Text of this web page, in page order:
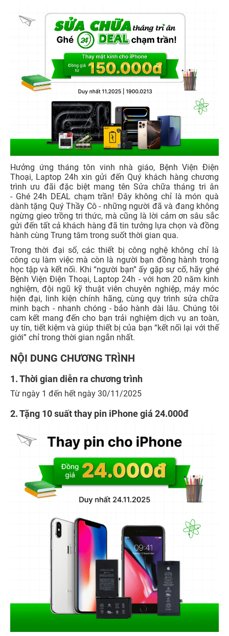
Hưởng ứng tháng tôn vinh nhà giáo, Bệnh Viện Điện
Thoại, Laptop 24h xin gửi đến Quý khách hàng chương
trình ưu đãi đặc biệt mang tên Sửa chữa tháng tri ân
- Ghé 24h DEAL chạm trần! Đây không chỉ là món quà
dành tặng Quý Thầy Cô - những người đã và đang không
ngừng gieo trồng tri thức, mà cũng là lời cảm ơn sâu sắc
gửi đến tất cả khách hàng đã tin tưởng lựa chọn và đồng
hành cùng Trung tâm trong suốt thời gian qua.
Trong thời đại số, các thiết bị công nghệ không chỉ là
công cụ làm việc mà còn là người bạn đồng hành trong
học tập và kết nối. Khi “người bạn” ấy gặp sự cố, hãy ghé
Bệnh Viện Điện Thoại, Laptop 24h - với hơn 20 năm kinh
nghiệm, đội ngũ kỹ thuật viên chuyên nghiệp, máy móc
hiện đại, linh kiện chính hãng, cùng quy trình sửa chữa
minh bạch - nhanh chóng - bảo hành dài lâu. Chúng tôi
cam kết mang đến cho bạn trải nghiệm dịch vụ an toàn,
uy tín, tiết kiệm và giúp thiết bị của bạn “kết nối lại với thế
giới” chỉ trong thời gian ngắn nhất.
NỘI DUNG CHƯƠNG TRÌNH
1. Thời gian diễn ra chương trình
Từ ngày 1 đến hết ngày 30/11/2025
2. Tặng 10 suất thay pin iPhone giá 24.000đ